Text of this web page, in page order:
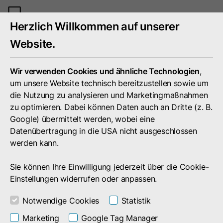
Unternehmen Presse Pressemitteilungen
Herzlich Willkommen auf unserer
Website.
Wir verwenden Cookies und ähnliche Technologien,
um unsere Website technisch bereitzustellen sowie um
die Nutzung zu analysieren und Marketingmaßnahmen
zu optimieren. Dabei können Daten auch an Dritte (z. B.
Google) übermittelt werden, wobei eine
Datenübertragung in die USA nicht ausgeschlossen
werden kann.
Sie können Ihre Einwilligung jederzeit über die Cookie-
Einstellungen widerrufen oder anpassen.
Notwendige Cookies
Statistik
Marketing
Google Tag Manager